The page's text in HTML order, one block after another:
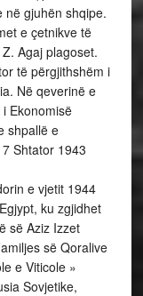
në gjuhën shqipe.
e çetnikve të
Agaj plagoset.
të përgjithshëm i
Në qeverinë e
Ekonomisë
shpallë e
Shtator 1943
e vjetit 1944
ku zgjidhet
së Aziz Izzet
së Qoralive
e Viticole »
Sovjetike,